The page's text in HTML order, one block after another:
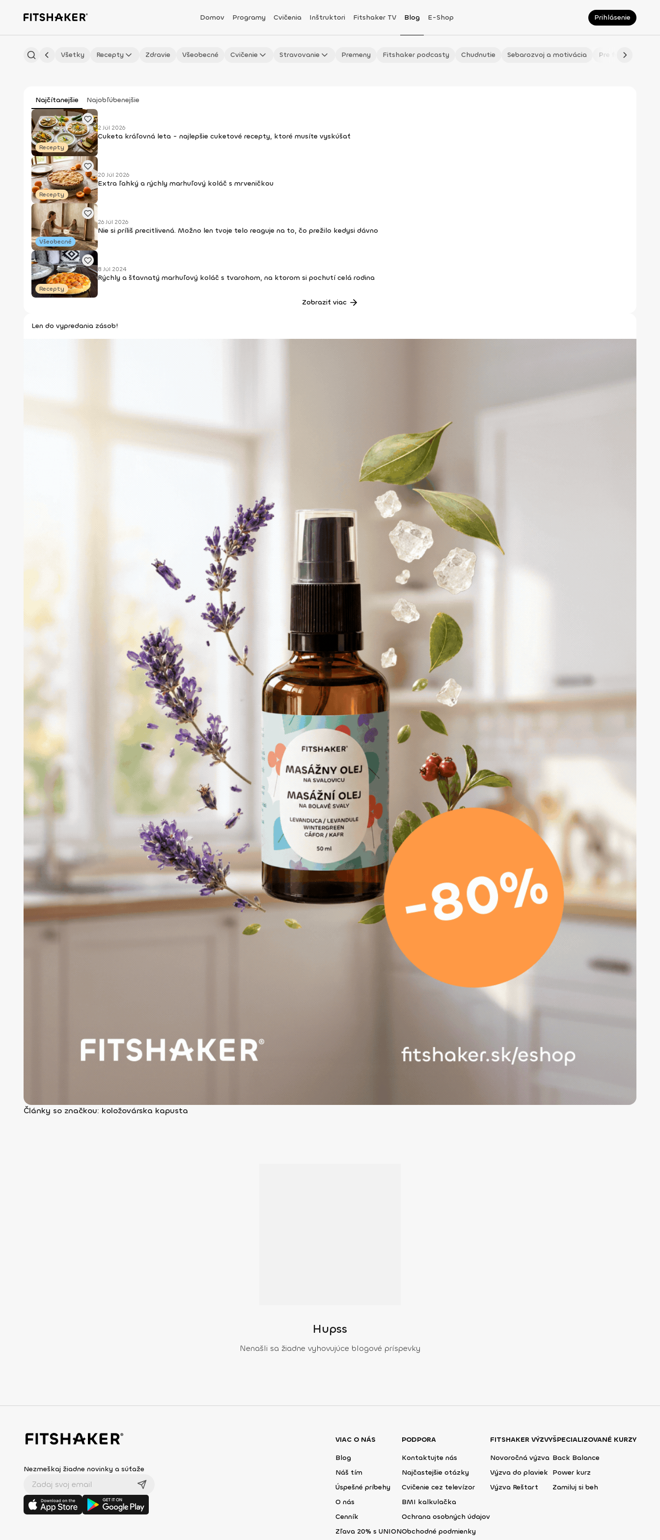
Domov Programy Cvičenia Inštruktori Fitshaker TV Blog E-Shop Prihlásenie
Všetky Recepty Zdravie Všeobecné Cvičenie Stravovanie Premeny Fitshaker podcasty Chudnutie Sebarozvoj a motivácia Pre fitmaminky
Najčítanejšie Najobľúbenejšie
Recepty
2 Júl 2026
Cuketa kráľovná leta - najlepšie cuketové recepty, ktoré musíte vyskúšať
Recepty
20 Júl 2026
Extra ľahký a rýchly marhuľový koláč s mrveničkou
Všeobecné
26 Júl 2026
Nie si príliš precitlivená. Možno len tvoje telo reaguje na to, čo prežilo kedysi dávno
Recepty
8 Júl 2024
Rýchly a šťavnatý marhuľový koláč s tvarohom, na ktorom si pochutí celá rodina
Zobraziť viac
Len do vypredania zásob!
Články so značkou: koložovárska kapusta
Hupss
Nenašli sa žiadne vyhovujúce blogové príspevky
Nezmeškaj žiadne novinky a súťaže
VIAC O NÁS
Blog
Náš tím
Úspešné príbehy
O nás
Cenník
Zľava 20% s UNION
PODPORA
Kontaktujte nás
Najčastejšie otázky
Cvičenie cez televízor
BMI kalkulačka
Ochrana osobných údajov
Obchodné podmienky
FITSHAKER VÝZVY
Novoročná výzva
Výzva do plaviek
Výzva Reštart
ŠPECIALIZOVANÉ KURZY
Back Balance
Power kurz
Zamiluj si beh